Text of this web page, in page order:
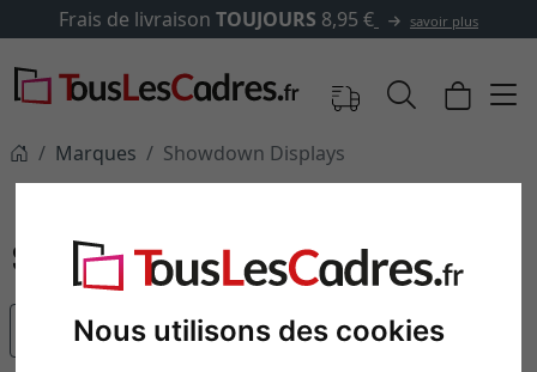
Nous utilisons des cookies
TOUJOURS8,95 € savoir plus
Marques Showdown Displays
populaire